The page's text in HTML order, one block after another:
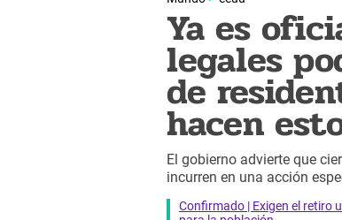
Ya es
legales
de
hacen
El gobierno advierte que
incurren en una acción
Confirmado | Exigen el retiro